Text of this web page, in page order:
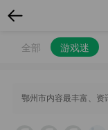
全部 游戏迷
鄂州市内容最丰富、